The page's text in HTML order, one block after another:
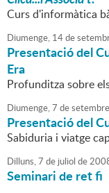
Curs d'informàtica
Diumenge, 14de
Presentació del
Era
Profunditza sobre
Diumenge,7 desetembre
Presentació del
Sabiduria i viatge
Dilluns,7 de juliol de
Seminari de ret fi